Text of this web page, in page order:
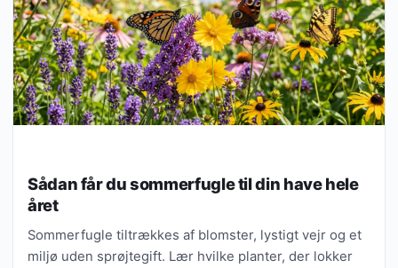
Sådan får du sommerfugle til din have hele
året
Sommerfugle tiltrækkes af blomster, lystigt vejr og et
miljø uden sprøjtegift. Lær hvilke planter, der lokker